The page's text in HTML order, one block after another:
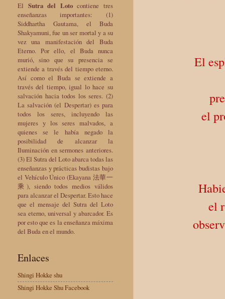
El
el
el
El Sutra del Lotocontiene tres
enseñanzas importantes: (1)
Siddhartha Gautama, el Buda
Shakyamuni, fue un ser mortal y a su
vez una manifestación del Buda
Eterno. Por ello, el Buda nunca
murió, sino que su presencia se
extiende a través del tiempo eterno.
Así como el Buda se extiende a
través del tiempo, igual lo hace su
salvación hacia todos los seres. (2)
La salvación (el Despertar) es para
todos los seres, incluyendo las
mujeres y los seres malvados, a
quienes se le había negado la
posibilidad de alcanzar la
Iluminación en sermones anteriores.
(3) El Sutra del Loto abarca todas las
enseñanzas y prácticas budistas bajo
el Vehículo Único (Ekayana 法華一
乘), siendo todos medios válidos
para alcanzar el Despertar. Esto hace
que el mensaje del Sutra del Loto
sea eterno, universal y abarcador. Es
por esto que es la enseñanza máxima
del Buda en el mundo.
Enlaces
Shingi Hokke shu
Shingi Hokke Shu Facebook